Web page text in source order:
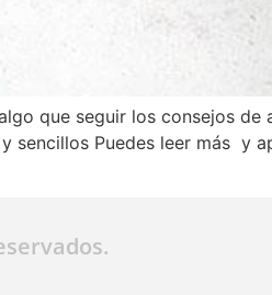
que seguir los consejos de
sencillos Puedes leer más y